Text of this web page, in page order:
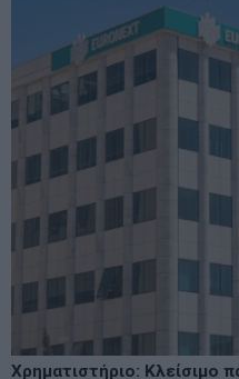
Χρηματιστήριο: Κλείσιμο